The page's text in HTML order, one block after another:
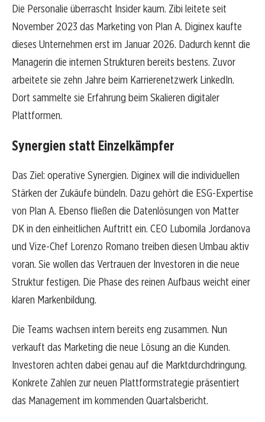
Die Personalie überrascht Insider kaum. Zibi leitete seit
November 2023 das Marketing von Plan A. Diginex kaufte
dieses Unternehmen erst im Januar 2026. Dadurch kennt die
Managerin die internen Strukturen bereits bestens. Zuvor
arbeitete sie zehn Jahre beim Karrierenetzwerk LinkedIn.
Dort sammelte sie Erfahrung beim Skalieren digitaler
Plattformen.
Synergien statt Einzelkämpfer
Das Ziel: operative Synergien. Diginex will die individuellen
Stärken der Zukäufe bündeln. Dazu gehört die ESG-Expertise
von Plan A. Ebenso fließen die Datenlösungen von Matter
DK in den einheitlichen Auftritt ein. CEO Lubomila Jordanova
und Vize-Chef Lorenzo Romano treiben diesen Umbau aktiv
voran. Sie wollen das Vertrauen der Investoren in die neue
Struktur festigen. Die Phase des reinen Aufbaus weicht einer
klaren Markenbildung.
Die Teams wachsen intern bereits eng zusammen. Nun
verkauft das Marketing die neue Lösung an die Kunden.
Investoren achten dabei genau auf die Marktdurchdringung.
Konkrete Zahlen zur neuen Plattformstrategie präsentiert
das Management im kommenden Quartalsbericht.